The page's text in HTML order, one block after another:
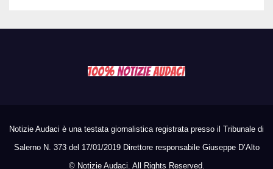
Notizie Audaci è una testata giornalistica registrata presso il Tribunale di
Salerno N. 373 del 17/01/2019 Direttore responsabile Giuseppe D’Alto
© Notizie Audaci. All Rights Reserved.